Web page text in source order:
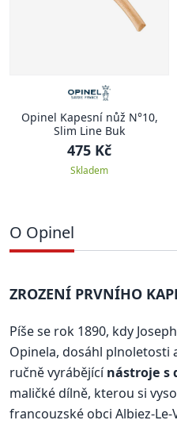
Opinel Kapesní nůž N°10,
Slim Line Buk
475 Kč
Skladem
O Opinel
ZROZENÍ PRVNÍHO
Píše se rok 1890, kdy
Opinela, dosáhl plnoletosti
ručně vyrábějícínástroje s
maličké dílně, kterou si
francouzské obci Albiez-Le-